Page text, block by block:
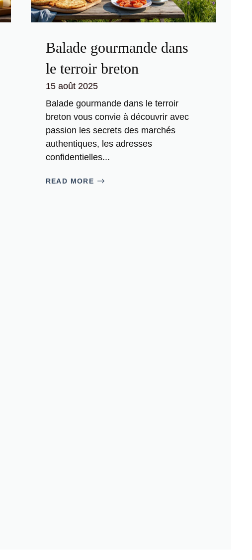
Balade gourmande dans
le terroir breton
15 août 2025
Balade gourmande dans le terroir
breton vous convie à découvrir avec
passion les secrets des marchés
authentiques, les adresses
confidentielles...
READ MORE